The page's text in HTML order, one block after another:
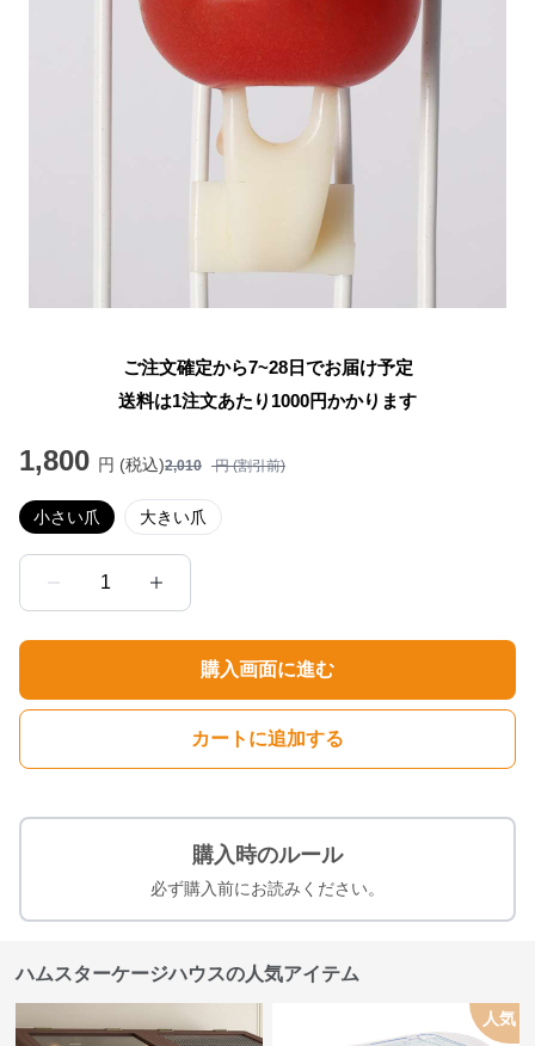
ご注文確定から7~28日でお届け予定
送料は1注文あたり 1000円かかります
1,800 円 (税込)2,010 円 (割引前)
小さい爪 大きい爪
1
購入画面に進む
カートに追加する
購入時のルール
必ず購入前にお読みください。
ハムスターケージハウスの人気アイテム
人気